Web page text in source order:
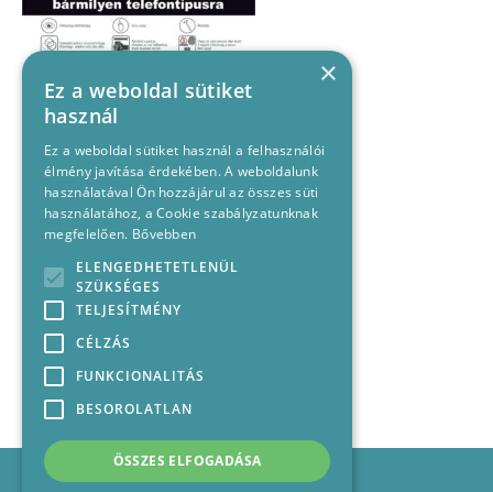
Impresszum
×
Ez a weboldal sütiket
használ
Ez a weboldal sütiket használ a felhasználói
élmény javítása érdekében. A weboldalunk
használatával Ön hozzájárul az összes süti
használatához, a Cookie szabályzatunknak
megfelelően. Bővebben
ELENGEDHETETLENÜL
SZÜKSÉGES
TELJESÍTMÉNY
CÉLZÁS
FUNKCIONALITÁS
BESOROLATLAN
ÖSSZES ELFOGADÁSA